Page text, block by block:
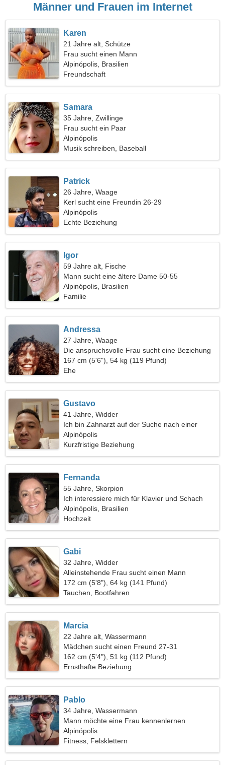
Männer und Frauen im Internet
Karen
21 Jahre alt, Schütze
Frau sucht einen Mann
Alpinópolis, Brasilien
Freundschaft
Samara
35 Jahre, Zwillinge
Frau sucht ein Paar
Alpinópolis
Musik schreiben, Baseball
Patrick
26 Jahre, Waage
Kerl sucht eine Freundin 26-29
Alpinópolis
Echte Beziehung
Igor
59 Jahre alt, Fische
Mann sucht eine ältere Dame 50-55
Alpinópolis, Brasilien
Familie
Andressa
27 Jahre, Waage
Die anspruchsvolle Frau sucht eine Beziehung
167 cm (5'6"), 54 kg (119 Pfund)
Ehe
Gustavo
41 Jahre, Widder
Ich bin Zahnarzt auf der Suche nach einer
fantastischen Frau
Alpinópolis
Kurzfristige Beziehung
Fernanda
55 Jahre, Skorpion
Ich interessiere mich für Klavier und Schach
Alpinópolis, Brasilien
Hochzeit
Gabi
32 Jahre, Widder
Alleinstehende Frau sucht einen Mann
172 cm (5'8"), 64 kg (141 Pfund)
Tauchen, Bootfahren
Marcia
22 Jahre alt, Wassermann
Mädchen sucht einen Freund 27-31
162 cm (5'4"), 51 kg (112 Pfund)
Ernsthafte Beziehung
Pablo
34 Jahre, Wassermann
Mann möchte eine Frau kennenlernen
Alpinópolis
Fitness, Felsklettern